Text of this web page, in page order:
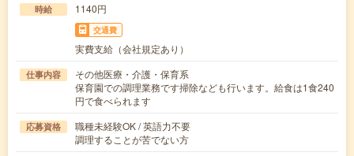
時給 1140円
交通費
実費支給（会社規定あり）
仕事内容
その他医療・介護・保育系
保育園での調理業務です掃除なども行います。給食は1食240
円で食べられます
応募資格
職種未経験OK / 英語力不要
調理することが苦でない方